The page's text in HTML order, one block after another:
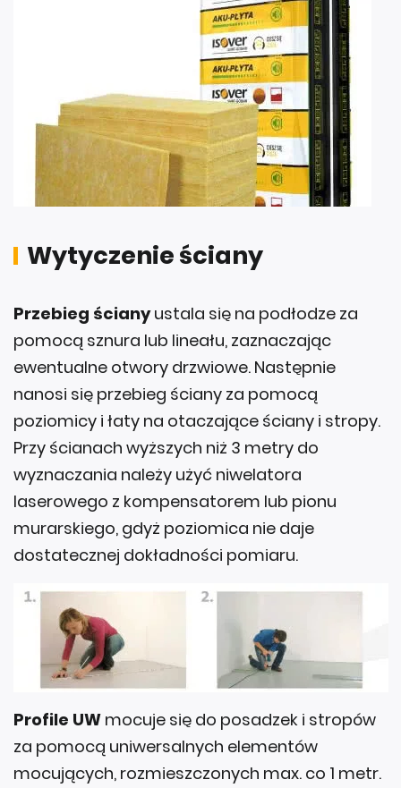
Wytyczenie ściany
Przebieg ścianyustala się na podłodze za
pomocą sznura lub lineału, zaznaczając
ewentualne otwory drzwiowe. Następnie
nanosi się przebieg ściany za pomocą
poziomicy i łaty na otaczające ściany i stropy.
Przy ścianach wyższych niż 3 metry do
wyznaczania należy użyć niwelatora
laserowego z kompensatorem lub pionu
murarskiego, gdyż poziomica nie daje
dostatecznej dokładności pomiaru.
Profile UW mocuje się do posadzek i stropów
za pomocą uniwersalnych elementów
mocujących, rozmieszczonych max. co 1 metr.